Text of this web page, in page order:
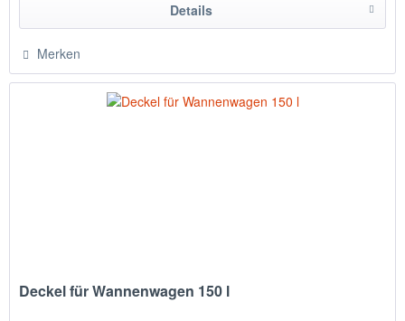
Details
Merken
Deckel für Wannenwagen 150 l